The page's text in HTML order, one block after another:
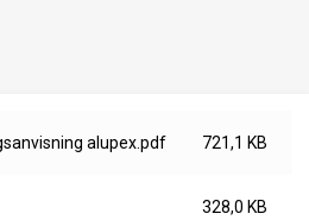
alupex.pdf 721,1 KB
328,0 KB